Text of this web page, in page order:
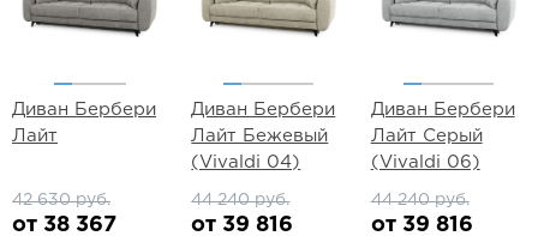
Диван Бербери
Лайт
42 630 руб.
от 38 367
Диван Бербери
Лайт Бежевый
(Vivaldi 04)
44 240 руб.
от 39 816
Диван Бербери
Лайт Серый
(Vivaldi 06)
44 240 руб.
от 39 816